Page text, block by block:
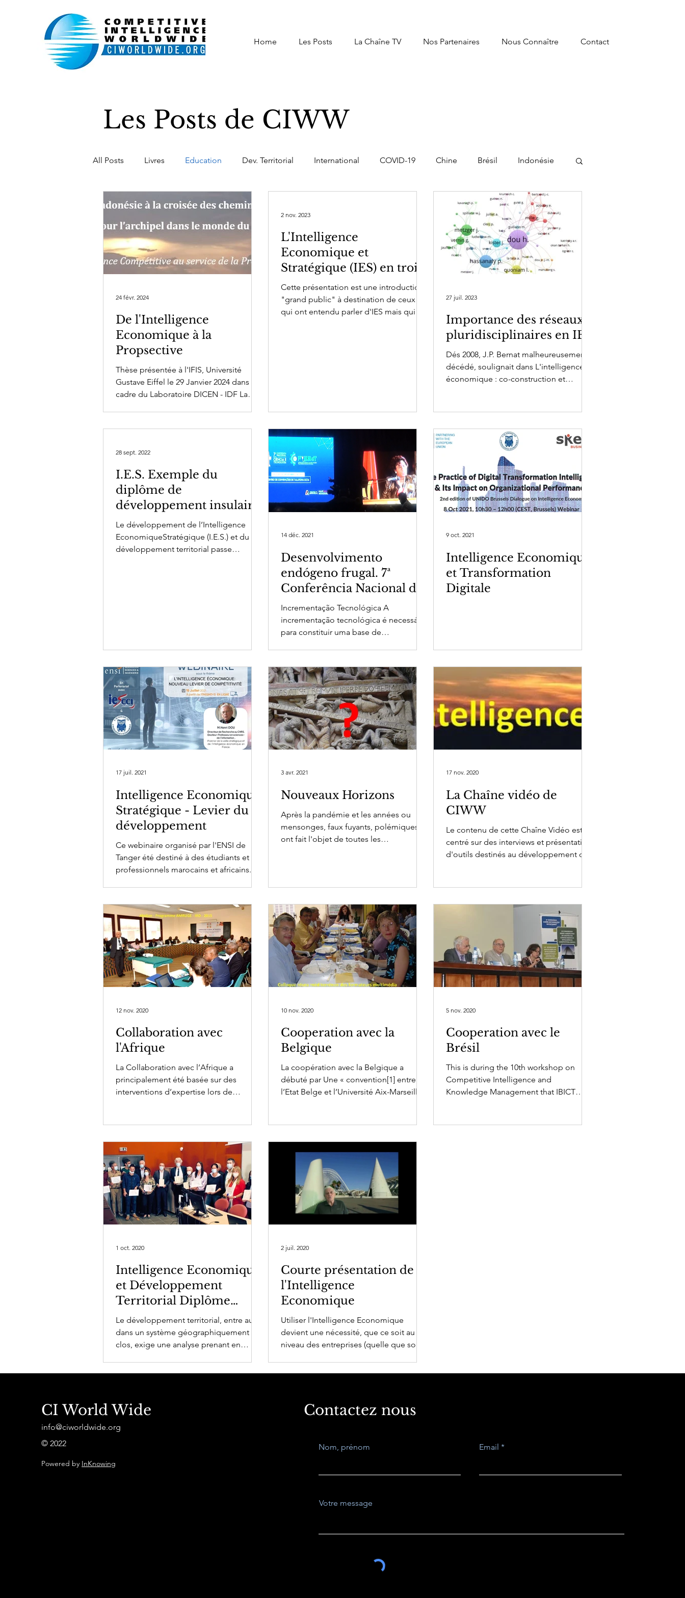
Home Les Posts La Chaîne TV Nos Partenaires Nous Connaître Contact
Les Posts de CIWW
All Posts Livres Education Dev. Territorial International COVID-19 Chine Brésil Indonésie
Belgique Luxembourg Afrique du Nord Recherche Académie IE
Chaîne vidéo Intelligence Economique Stratégique digital transformation desenvolvimento softpower
De l'Intelligence
Economique à la
Propsective
Thèse présentée à l'IFIS, Université
Gustave Eiffel le 29 Janvier 2024 dans le
cadre du Laboratoire DICEN - IDF La
24 févr. 2024
L'Intelligence
Economique et
Stratégique (IES) en trois
questions
Cette présentation est une introduction
"grand public" à destination de ceux
qui ont entendu parler d'IES mais qui ne
2 nov. 2023
Importance des réseaux
pluridisciplinaires en IES
Dés 2008, J.P. Bernat malheureusement
décédé, soulignait dans L'intelligence
économique : co-construction et
27 juil. 2023
I.E.S. Exemple du
diplôme de
développement insulaire
de l'Université de Corse
Le développement de l’Intelligence
EconomiqueStratégique (I.E.S.) et du
développement territorial passe
28 sept. 2022
Desenvolvimento
endógeno frugal. 7ª
Conferência Nacional de
Ciência e Tecnologia -
Luanda - Angola -
Incrementação Tecnológica A
incrementação tecnológica é necessária
para constituir uma base de
14 déc. 2021
Intelligence Economique
et Transformation
Digitale
9 oct. 2021
Intelligence Economique
Stratégique - Levier du
développement
Ce webinaire organisé par l'ENSI de
Tanger été destiné à des étudiants et
professionnels marocains et africains. Le
17 juil. 2021
Nouveaux Horizons
Après la pandémie et les années ou
mensonges, faux fuyants, polémiques
ont fait l'objet de toutes les
3 avr. 2021
La Chaîne vidéo de
CIWW
Le contenu de cette Chaîne Vidéo est
centré sur des interviews et présentation
d'outils destinés au développement de
17 nov. 2020
Collaboration avec
l'Afrique
La Collaboration avec l’Afrique a
principalement été basée sur des
interventions d’expertise lors de
12 nov. 2020
Cooperation avec la
Belgique
La coopération avec la Belgique a
débuté par Une « convention[1] entre
l’Etat Belge et l’Université Aix-Marseille
10 nov. 2020
Cooperation avec le
Brésil
This is during the 10th workshop on
Competitive Intelligence and
Knowledge Management that IBICT
5 nov. 2020
Intelligence Economique
et Développement
Territorial Diplôme
d'Université de Corse
Le développement territorial, entre autre
dans un système géographiquement
clos, exige une analyse prenant en
1 oct. 2020
Courte présentation de
l'Intelligence
Economique
Utiliser l'Intelligence Economique
devient une nécessité, que ce soit au
niveau des entreprises (quelle que soit
2 juil. 2020
CI World Wide
info@ciworldwide.org
© 2022
Powered by InKnowing
Contactez nous
Nom, prénom Email
Votre message